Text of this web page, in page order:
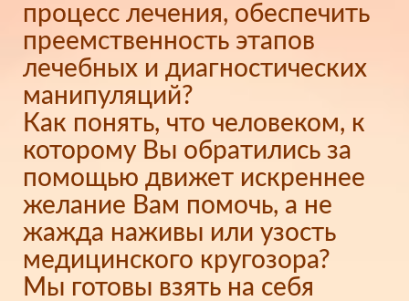
процесс лечения, обеспечить
преемственность этапов
лечебных и диагностических
манипуляций?
Как понять, что человеком, к
которому Вы обратились за
помощью движет искреннее
желание Вам помочь, а не
жажда наживы или узость
медицинского кругозора?
Мы готовы взять на себя